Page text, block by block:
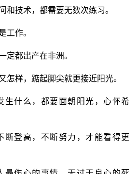
和技术，都需要无数次练习。
工作。
定都出产在非洲。
怎样，踮起脚尖就更接近阳光。
生什么，都要面朝阳光，心怀希
断登高，不断努力，才能看得更